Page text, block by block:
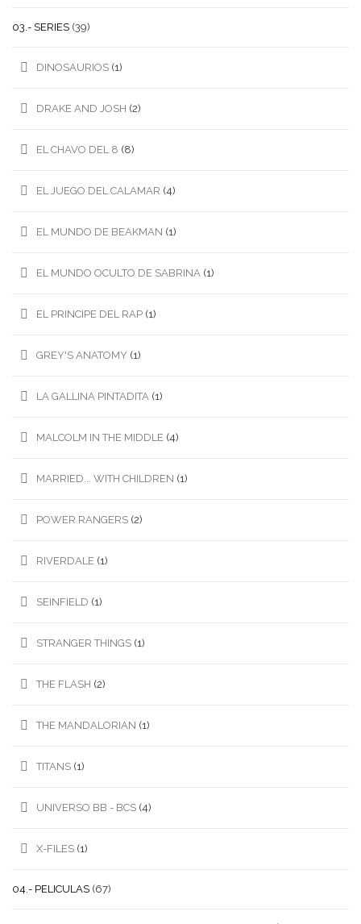
03.- SERIES (39)
DINOSAURIOS (1)
DRAKE AND JOSH (2)
EL CHAVO DEL 8 (8)
EL JUEGO DEL CALAMAR (4)
EL MUNDO DE BEAKMAN (1)
EL MUNDO OCULTO DE SABRINA (1)
EL PRINCIPE DEL RAP (1)
GREY'S ANATOMY (1)
LA GALLINA PINTADITA (1)
MALCOLM IN THE MIDDLE (4)
MARRIED... WITH CHILDREN (1)
POWER RANGERS (2)
RIVERDALE (1)
SEINFIELD (1)
STRANGER THINGS (1)
THE FLASH (2)
THE MANDALORIAN (1)
TITANS (1)
UNIVERSO BB - BCS (4)
X-FILES (1)
04.- PELICULAS (67)